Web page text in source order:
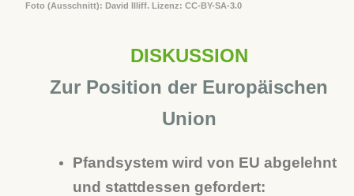
Foto (Ausschnitt): David Illiff. Lizenz: CC-BY-SA-3.0
DISKUSSION
Zur Position der Europäischen
Union
Pfandsystem wird von EU abgelehnt
und stattdessen gefordert: